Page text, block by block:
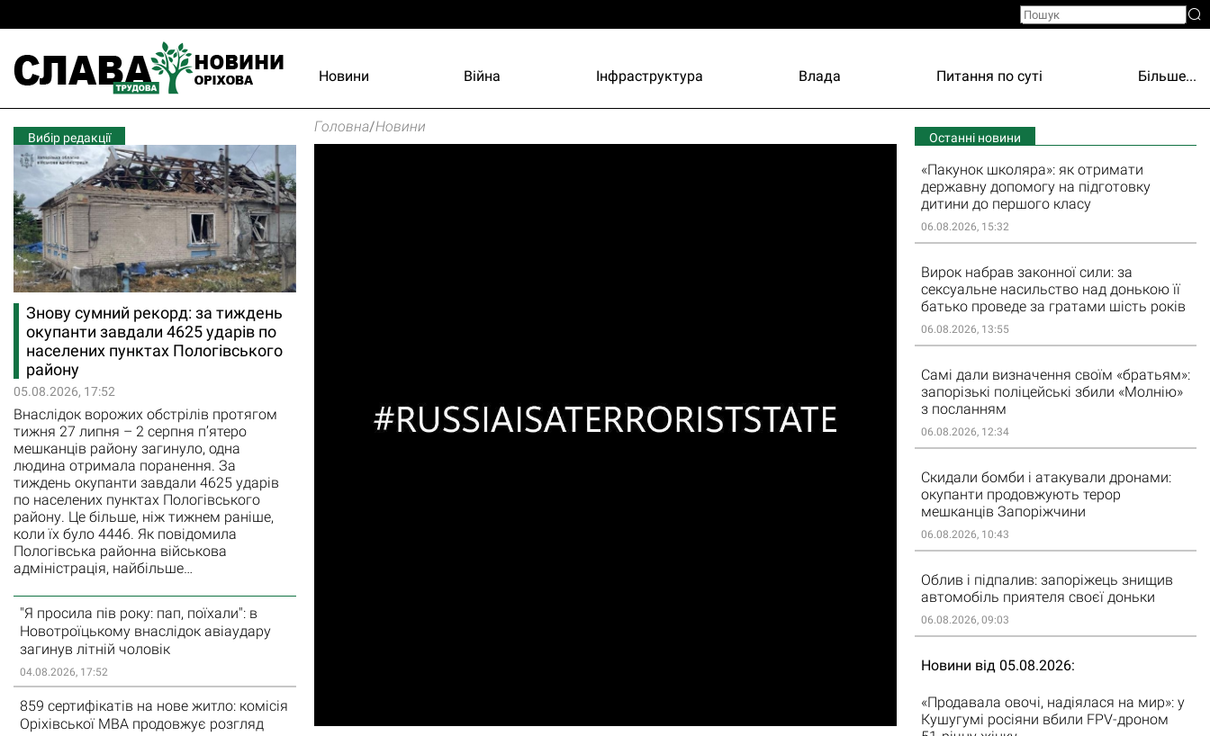
Новини Війна Інфраструктура Влада Питання по суті Більше...
Вибір редакції
Знову сумний рекорд: за тиждень
окупанти завдали 4625 ударів по
населених пунктах Пологівського
району
05.08.2026, 17:52
Внаслідок ворожих обстрілів протягом
тижня 27 липня – 2 серпня п’ятеро
мешканців району загинуло, одна
людина отримала поранення. За
тиждень окупанти завдали 4625 ударів
по населених пунктах Пологівського
району. Це більше, ніж тижнем раніше,
коли їх було 4446. Як повідомила
Пологівська районна військова
адміністрація, найбільше…
"Я просила пів року: пап, поїхали": в
Новотроїцькому внаслідок авіаудару
загинув літній чоловік
04.08.2026, 17:52
859 сертифікатів на нове житло: комісія
Оріхівської МВА продовжує розгляд
Головна/Новини
Останні новини
«Пакунок школяра»: як отримати
державну допомогу на підготовку
дитини до першого класу
06.08.2026, 15:32
Вирок набрав законної сили: за
сексуальне насильство над донькою її
батько проведе за гратами шість років
06.08.2026, 13:55
Самі дали визначення своїм «братьям»:
запорізькі поліцейські збили «Молнію»
з посланням
06.08.2026, 12:34
Скидали бомби і атакували дронами:
окупанти продовжують терор
мешканців Запоріжчини
06.08.2026, 10:43
Облив і підпалив: запоріжець знищив
автомобіль приятеля своєї доньки
06.08.2026, 09:03
Новини від 05.08.2026
«Продавала овочі, надіялася на мир»: у
Кушугумі росіяни вбили FPV-дроном